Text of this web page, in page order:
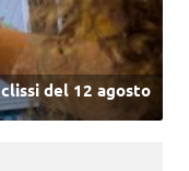
del 12 agosto